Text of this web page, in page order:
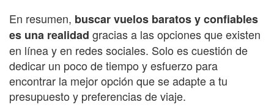
En resumen, buscar vuelos baratos y confiables
es una realidad gracias a las opciones que existen
en línea y en redes sociales. Solo es cuestión de
dedicar un poco de tiempo y esfuerzo para
encontrar la mejor opción que se adapte a tu
presupuesto y preferencias de viaje.